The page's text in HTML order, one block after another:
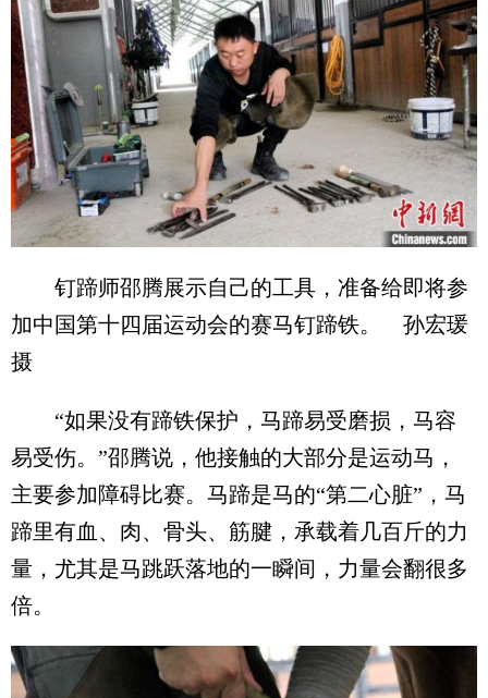
钉蹄师邵腾展示自己的工具，准备给即将参
加中国第十四届运动会的赛马钉蹄铁。 孙宏瑗
摄
“如果没有蹄铁保护，马蹄易受磨损，马容
易受伤。”邵腾说，他接触的大部分是运动马，
主要参加障碍比赛。马蹄是马的“第二心脏”，马
蹄里有血、肉、骨头、筋腱，承载着几百斤的力
量，尤其是马跳跃落地的一瞬间，力量会翻很多
倍。